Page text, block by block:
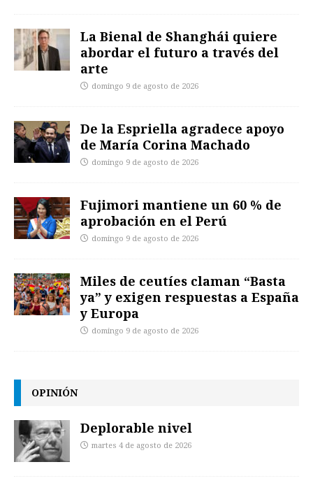
La Bienal de Shanghái quiere
abordar el futuro a través del
arte
domingo 9 de agosto de 2026
De la Espriella agradece apoyo
de María Corina Machado
domingo 9 de agosto de 2026
Fujimori mantiene un 60 % de
aprobación en el Perú
domingo 9 de agosto de 2026
Miles de ceutíes claman “Basta
ya” y exigen respuestas a España
y Europa
domingo 9 de agosto de 2026
OPINIÓN
Deplorable nivel
martes 4 de agosto de 2026